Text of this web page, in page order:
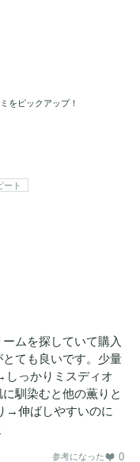
をピックアップ！
ート
ムを探していて購入
ても良いです。少量
っかりミスディオ
馴染むと他の薫りと
→伸ばしやすいのに
参考になった 0